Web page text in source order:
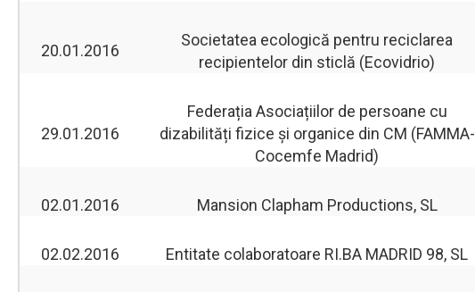
20.01.2016
Societatea ecologică pentru reciclarea
recipientelor din sticlă (Ecovidrio)
29.01.2016
Federația Asociațiilor de persoane cu
dizabilități fizice și organice din CM (FAMMA-
Cocemfe Madrid)
02.01.2016 Mansion Clapham Productions, SL
02.02.2016 Entitate colaboratoare RI.BA MADRID 98, SL